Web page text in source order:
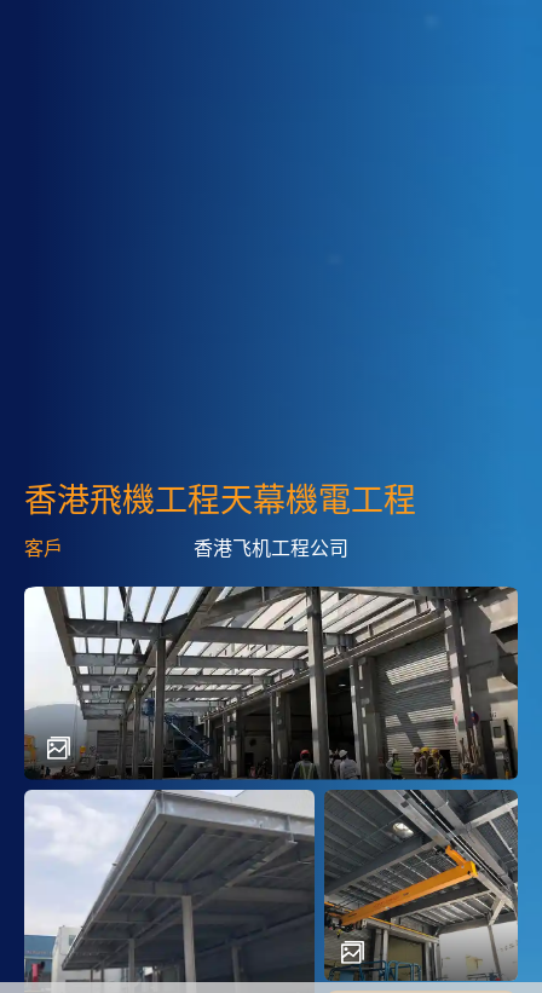
香港飛機工程天幕機電工程
客戶 香港飞机工程公司
main